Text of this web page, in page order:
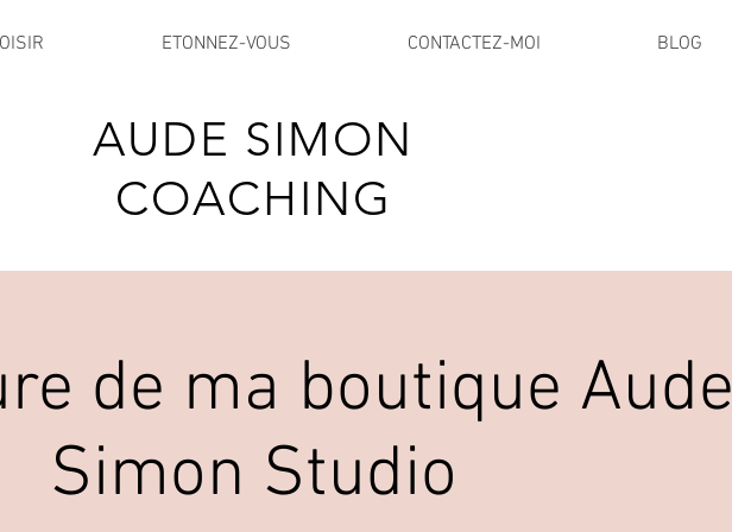
ETONNEZ-VOUS CONTACTEZ-MOI BLOG
AUDE SIMON
COACHING
de ma boutique Aude
Simon Studio